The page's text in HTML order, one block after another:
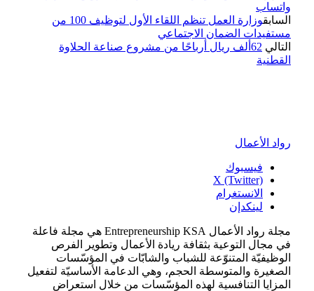
واتساب
السابق
وزارة العمل تنظم اللقاء الأول لتوظيف 100 من
مستفيدات الضمان الاجتماعي
التالي
62ألف ريال أرباحًا من مشروع صناعة الحلاوة
القطنية
رواد الأعمال
فيسبوك
X (Twitter)
الانستغرام
لينكدإن
مجلة رواد الأعمال Entrepreneurship KSA هي مجلة فاعلة
في مجال التوعية بثقافة ريادة الأعمال وتطوير الفرص
الوظيفيّة المتنوّعة للشباب والشابّات في المؤسّسات
الصغيرة والمتوسطة الحجم، وهي الدعامة الأساسيّة لتفعيل
المزايا التنافسية لهذه المؤسّسات من خلال استعراض